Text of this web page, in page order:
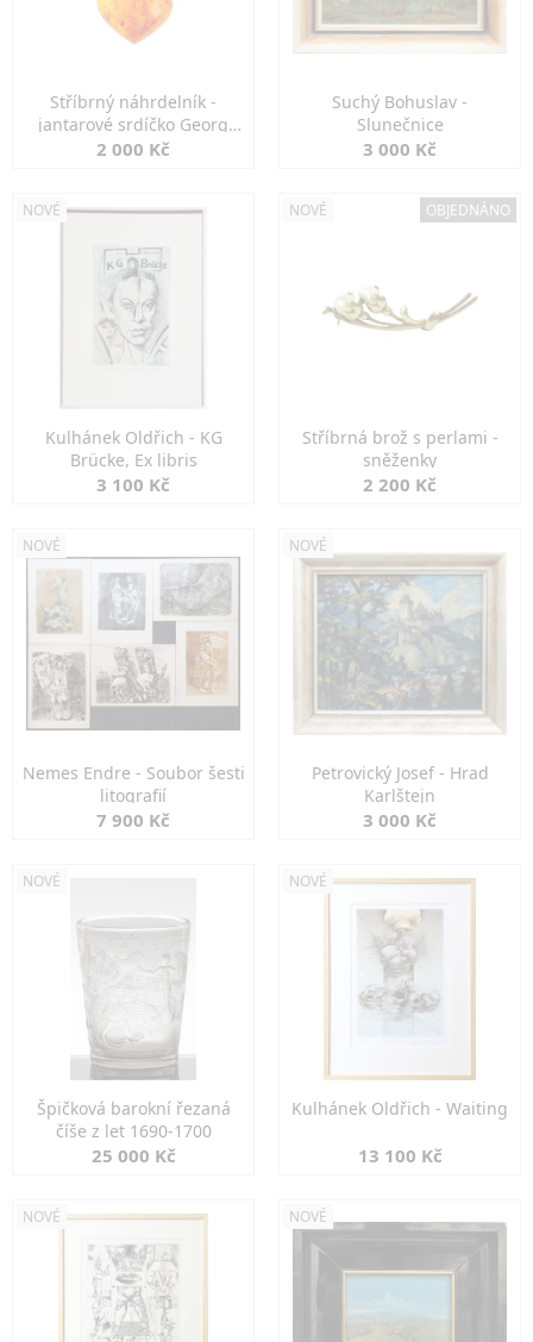
Stříbrný náhrdelník -
jantarové srdíčko Georg
Kramer
2 000 Kč
Suchý Bohuslav -
Slunečnice
3 000 Kč
NOVÉ
Kulhánek Oldřich - KG
Brücke, Ex libris
3 100 Kč
NOVÉ OBJEDNÁNO
Stříbrná brož s perlami -
sněženky
2 200 Kč
NOVÉ
Nemes Endre - Soubor šesti
litografií
7 900 Kč
NOVÉ
Petrovický Josef - Hrad
Karlštejn
3 000 Kč
NOVÉ
Špičková barokní řezaná
číše z let 1690-1700
25 000 Kč
NOVÉ
Kulhánek Oldřich - Waiting
13 100 Kč
NOVÉ NOVÉ